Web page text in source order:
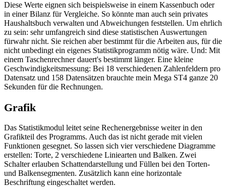
Diese Werte eignen sich beispielsweise in einem Kassenbuch oder
in einer Bilanz für Vergleiche. So könnte man auch sein privates
Haushaltsbuch verwalten und Abweichungen feststellen. Um ehrlich
zu sein: sehr umfangreich sind diese statistischen Auswertungen
fürwahr nicht. Sie reichen aber bestimmt für die Arbeiten aus, für die
nicht unbedingt ein eigenes Statistikprogramm nötig wäre. Und: Mit
einem Taschenrechner dauert's bestimmt länger. Eine kleine
Geschwindigkeitsmessung: Bei 18 verschiedenen Zahlenfeldern pro
Datensatz und 158 Datensätzen brauchte mein Mega ST4 ganze 20
Sekunden für die Rechnungen.
Grafik
Das Statistikmodul leitet seine Rechenergebnisse weiter in den
Grafikteil des Programms. Auch das ist nicht gerade mit vielen
Funktionen gesegnet. So lassen sich vier verschiedene Diagramme
erstellen: Torte, 2 verschiedene Liniearten und Balken. Zwei
Schalter erlauben Schattendarstellung und Füllen bei den Torten-
und Balkensegmenten. Zusätzlich kann eine horizontale
Beschriftung eingeschaltet werden.